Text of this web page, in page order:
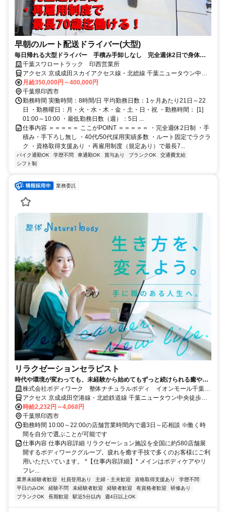
早朝のルート配送ドライバー(大型)
毎日帰れる大型ドライバー 手積み手卸しなし 完全週休2日で身体に
も心にも優しいお仕事(*´▽｀*)
千葉スワロートラック 印西営業所
アクセス 京成成田スカイアクセス線・北総線 千葉ニュータウン中央
徒歩約29分 千葉ニュータウン中央駅より車で5分
月給350,000円～400,000円
千葉県印西市
勤務時間 実働時間：8時間/日 平均勤務日数：1ヶ月あたり21日～22
日 ・勤務曜日：月・火・水・木・金・土・日・祝 ・勤務時間： [1]
01:00～10:00 ・最低勤務日数（週）：5日 ...
仕事内容 ＝＝＝＝＝ ここがPOINT ＝＝＝＝＝ ・完全週休2日制 ・手
積み・手下ろし無し ・40代/50代採用実績多数 ・ルート固定でラクラ
ク ・資格取得支援あり ・再雇用制度（規定あり）で最長7...
バイク通勤OK 学歴不問 車通勤OK 賞与あり ブランクOK
交通費支給
シフト制
業務委託
リラクゼーションセラピスト
時代や環境が変わっても、未経験から始めてもずっと続けられる癒やし
の仕事。手に職を身につけて、生き方を変えよう。
株式会社ボディワーク 整体ナチュラルボディ イオンモール千葉ニ
ュータウン店
アクセス 京成成田空港線・北総鉄道線 千葉ニュータウン中央徒歩約8
分、京成成田空港線・北総鉄道線 小室北口徒歩約49分、京成成田空
港線・北総鉄道線 印西牧の原北口徒歩約70分 最寄駅：千葉ニュータ
ウン駅
時給2,232円～4,068円
千葉県印西市
勤務時間 10:00～22:00の店舗営業時間内で週3日～応相談 ※働く時
間を自分で選ぶことが可能です
仕事内容 仕事内容詳細 リラクゼーション施設を全国に約580店舗展
開するボディワークグループ。疲れを癒す手技で多くのお客様にご利
用いただいています。 *【仕事内容詳細】* メインはボディケアやリ
フレ...
業界未経験者歓迎 社員登用あり 主婦・主夫歓迎 資格取得支援あり
学歴不問
平日のみOK
経験不問 未経験者歓迎 経験者歓迎 有資格者歓迎
研修あり
ブランクOK
長期歓迎 駅近5分以内 週4日以上OK